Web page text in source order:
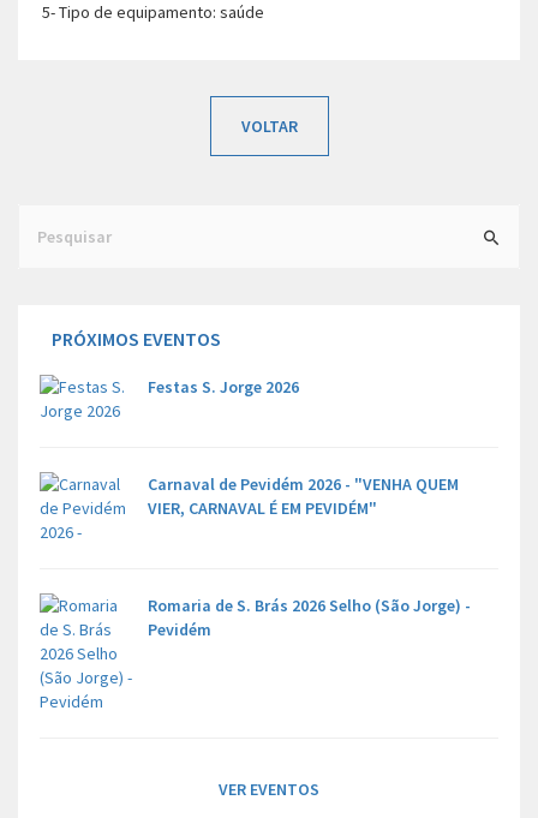
5- Tipo de equipamento: saúde
VOLTAR
for:
PRÓXIMOS EVENTOS
Festas S. Jorge 2026
Carnaval de Pevidém 2026 - "VENHA QUEM
VIER, CARNAVAL É EM PEVIDÉM"
Romaria de S. Brás 2026 Selho (São Jorge) -
Pevidém
VER EVENTOS